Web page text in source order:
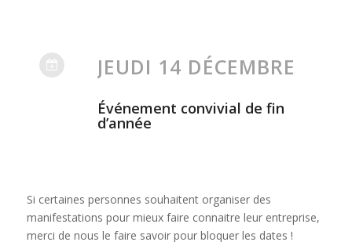
JEUDI 14 DÉCEMBRE
Événement convivial de fin
d’année
Si certaines personnes souhaitent organiser des
manifestations pour mieux faire connaitre leur entreprise,
merci de nous le faire savoir pour bloquer les dates !